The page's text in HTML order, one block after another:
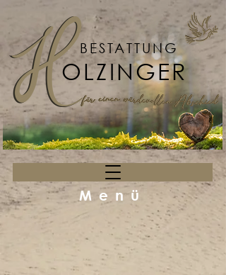
Menü
BESTATTUNG
OLZINGER